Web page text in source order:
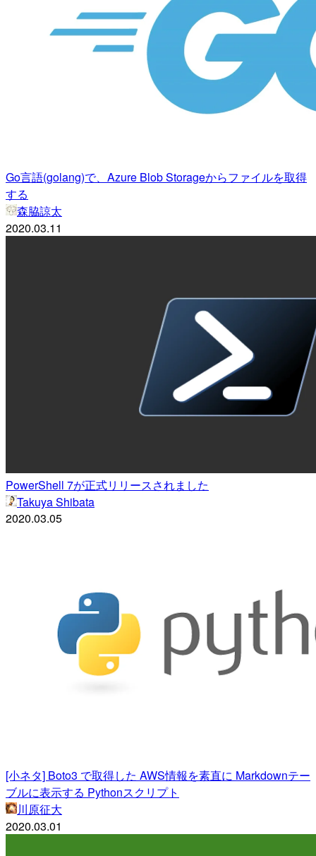
Go言語(golang)で、Azure Blob Storageからファイルを取得
する
森脇諒太
2020.03.11
PowerShell 7が正式リリースされました
Takuya Shibata
2020.03.05
[小ネタ] Boto3 で取得した AWS情報を素直に Markdownテー
ブルに表示する Pythonスクリプト
川原征大
2020.03.01